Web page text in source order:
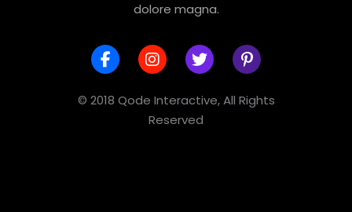
dolore magna.
© 2018 Qode Interactive, All Rights
Reserved